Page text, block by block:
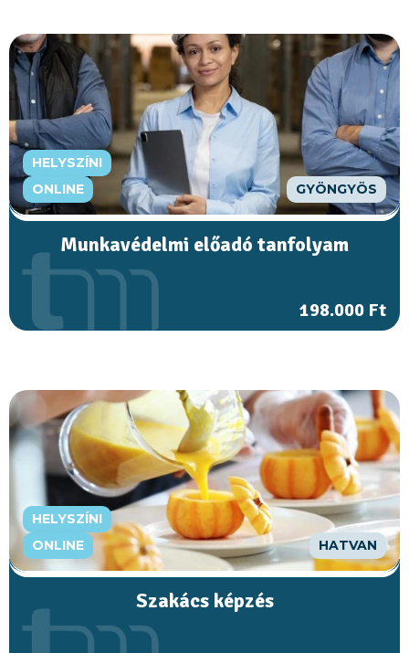
HELYSZÍNI
ONLINE
GYÖNGYÖS
Munkavédelmi előadó tanfolyam
198.000 Ft
HELYSZÍNI
ONLINE
HATVAN
Szakács képzés